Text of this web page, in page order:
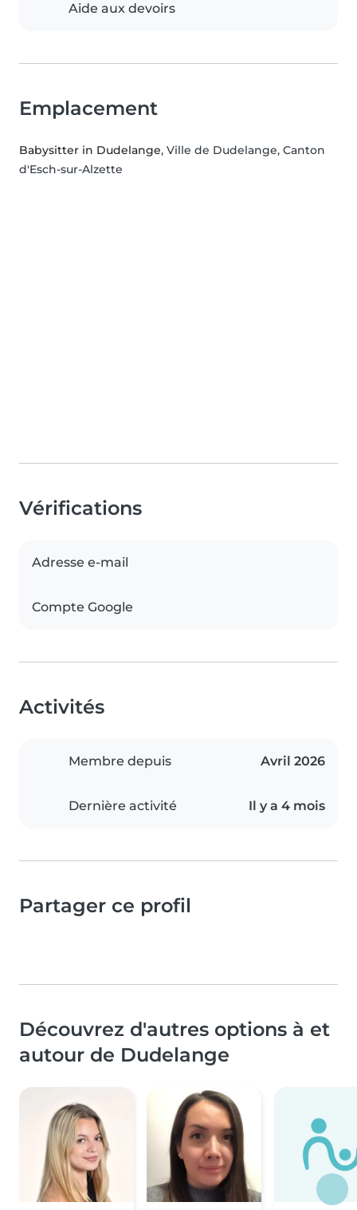
Aide aux devoirs
Emplacement
Babysitter in Dudelange, Ville de Dudelange, Canton
d'Esch-sur-Alzette
Vérifications
Adresse e-mail
Compte Google
Activités
Membre depuis Avril 2026
Dernière activité Il y a 4 mois
Partager ce profil
Découvrez d'autres options à et
autour de Dudelange